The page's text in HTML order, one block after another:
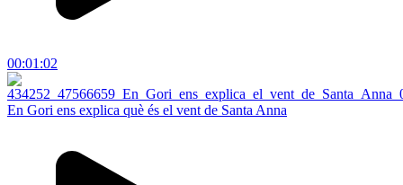
00:01:02
En Gori ens explica què és el vent de Santa Anna